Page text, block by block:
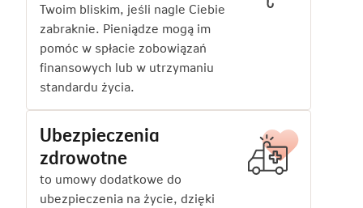
Twoim bliskim, jeśli nagle Ciebie
zabraknie. Pieniądze mogą im
pomóc w spłacie zobowiązań
finansowych lub w utrzymaniu
standardu życia.
Ubezpieczenia
zdrowotne
to umowy dodatkowe do
ubezpieczenia na życie, dzięki